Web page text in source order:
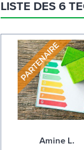
LISTE DES 6
Amine L.